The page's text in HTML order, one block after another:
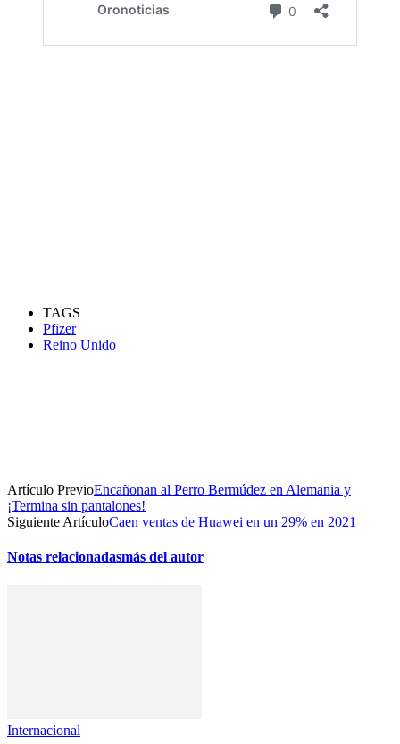
TAGS
Pfizer
Reino Unido
Artículo PrevioEncañonan al Perro Bermúdez en Alemania y
¡Termina sin pantalones!
Siguiente ArtículoCaen ventas de Huawei en un 29% en 2021
Notas relacionadasmás del autor
Internacional